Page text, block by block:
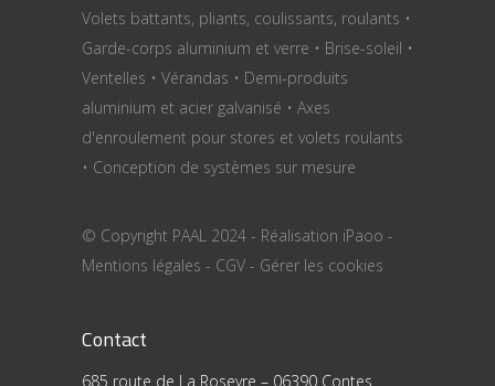
Volets battants, pliants, coulissants, roulants •
Garde-corps aluminium et verre • Brise-soleil •
Ventelles • Vérandas • Demi-produits
aluminium et acier galvanisé • Axes
d'enroulement pour stores et volets roulants
• Conception de systèmes sur mesure
© Copyright PAAL 2024 - Réalisation iPaoo -
Mentions légales - CGV - Gérer les cookies
Contact
685 route de La Roseyre – 06390 Contes